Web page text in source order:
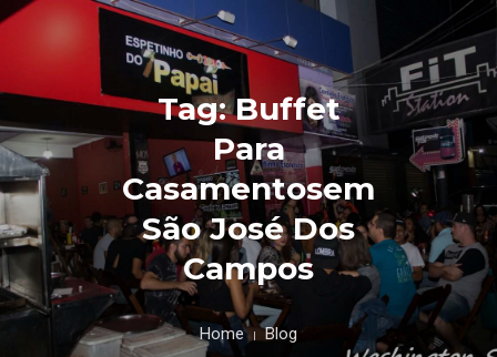
Tag: Buffet
Para
Casamentosem
São José Dos
Campos
Home Blog